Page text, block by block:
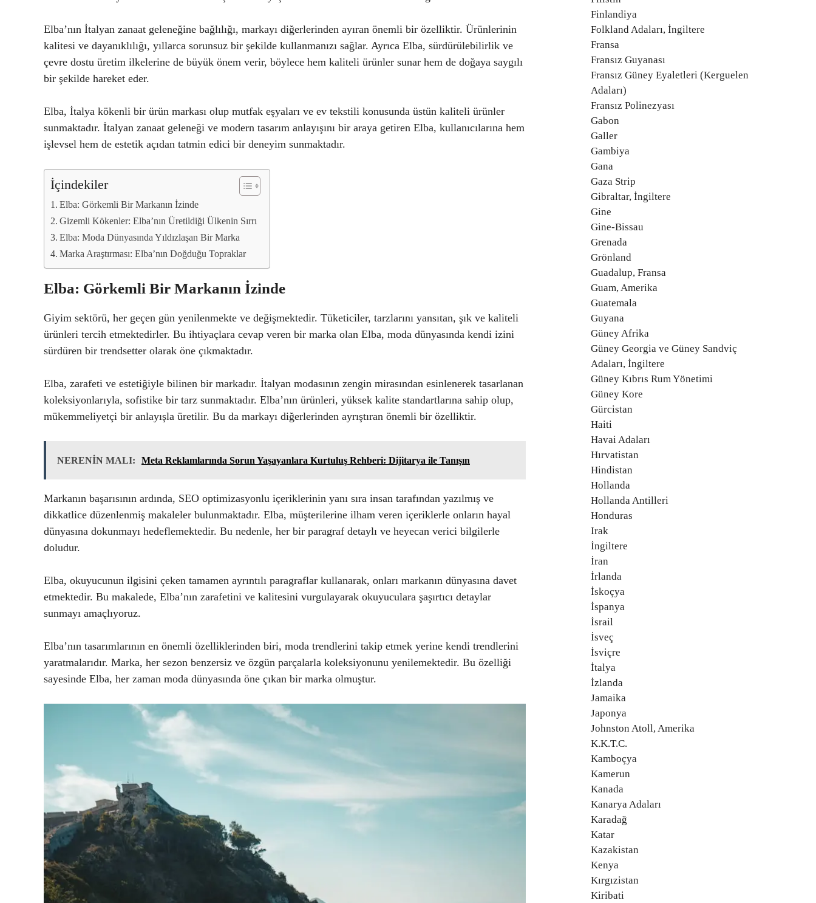
Elba’nın İtalyan zanaat geleneğine bağlılığı, markayı diğerlerinden ayıran önemli bir özelliktir. Ürünlerinin
kalitesi ve dayanıklılığı, yıllarca sorunsuz bir şekilde kullanmanızı sağlar. Ayrıca Elba, sürdürülebilirlik ve
çevre dostu üretim ilkelerine de büyük önem verir, böylece hem kaliteli ürünler sunar hem de doğaya saygılı
bir şekilde hareket eder.
Elba, İtalya kökenli bir ürün markası olup mutfak eşyaları ve ev tekstili konusunda üstün kaliteli ürünler
sunmaktadır. İtalyan zanaat geleneği ve modern tasarım anlayışını bir araya getiren Elba, kullanıcılarına hem
işlevsel hem de estetik açıdan tatmin edici bir deneyim sunmaktadır.
İçindekiler
Elba: Görkemli Bir Markanın İzinde
Gizemli Kökenler: Elba’nın Üretildiği Ülkenin Sırrı
Elba: Moda Dünyasında Yıldızlaşan Bir Marka
Marka Araştırması: Elba’nın Doğduğu Topraklar
Elba: Görkemli Bir Markanın İzinde
Giyim sektörü, her geçen gün yenilenmekte ve değişmektedir. Tüketiciler, tarzlarını yansıtan, şık ve kaliteli
ürünleri tercih etmektedirler. Bu ihtiyaçlara cevap veren bir marka olan Elba, moda dünyasında kendi izini
sürdüren bir trendsetter olarak öne çıkmaktadır.
Elba, zarafeti ve estetiğiyle bilinen bir markadır. İtalyan modasının zengin mirasından esinlenerek tasarlanan
koleksiyonlarıyla, sofistike bir tarz sunmaktadır. Elba’nın ürünleri, yüksek kalite standartlarına sahip olup,
mükemmeliyetçi bir anlayışla üretilir. Bu da markayı diğerlerinden ayrıştıran önemli bir özelliktir.
NERENİN MALI: Meta Reklamlarında Sorun Yaşayanlara Kurtuluş Rehberi: Dijitarya ile Tanışın
Markanın başarısının ardında, SEO optimizasyonlu içeriklerinin yanı sıra insan tarafından yazılmış ve
dikkatlice düzenlenmiş makaleler bulunmaktadır. Elba, müşterilerine ilham veren içeriklerle onların hayal
dünyasına dokunmayı hedeflemektedir. Bu nedenle, her bir paragraf detaylı ve heyecan verici bilgilerle
doludur.
Elba, okuyucunun ilgisini çeken tamamen ayrıntılı paragraflar kullanarak, onları markanın dünyasına davet
etmektedir. Bu makalede, Elba’nın zarafetini ve kalitesini vurgulayarak okuyuculara şaşırtıcı detaylar
sunmayı amaçlıyoruz.
Elba’nın tasarımlarının en önemli özelliklerinden biri, moda trendlerini takip etmek yerine kendi trendlerini
yaratmalarıdır. Marka, her sezon benzersiz ve özgün parçalarla koleksiyonunu yenilemektedir. Bu özelliği
sayesinde Elba, her zaman moda dünyasında öne çıkan bir marka olmuştur.
Finlandiya
Folkland Adaları, İngiltere
Fransa
Fransız Guyanası
Fransız Güney Eyaletleri (Kerguelen
Adaları)
Fransız Polinezyası
Gabon
Galler
Gambiya
Gana
Gaza Strip
Gibraltar, İngiltere
Gine
Gine-Bissau
Grenada
Grönland
Guadalup, Fransa
Guam, Amerika
Guatemala
Guyana
Güney Afrika
Güney Georgia ve Güney Sandviç
Adaları, İngiltere
Güney Kıbrıs Rum Yönetimi
Güney Kore
Gürcistan
Haiti
Havai Adaları
Hırvatistan
Hindistan
Hollanda
Hollanda Antilleri
Honduras
Irak
İngiltere
İran
İrlanda
İskoçya
İspanya
İsrail
İsveç
İsviçre
İtalya
İzlanda
Jamaika
Japonya
Johnston Atoll, Amerika
K.K.T.C.
Kamboçya
Kamerun
Kanada
Kanarya Adaları
Karadağ
Katar
Kazakistan
Kenya
Kırgızistan
Kiribati